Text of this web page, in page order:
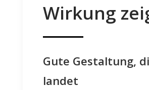
Wirkung
Gute Gestaltung,
landet